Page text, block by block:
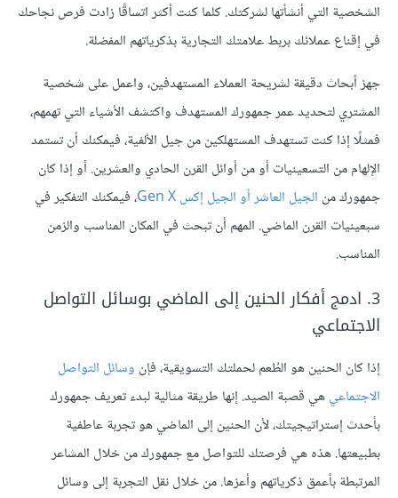
الشخصية التي أنشأتها لشركتك. كلما كنت أكثر اتساقًا زادت فرص نجاحك
في إقناع عملائك بربط علامتك التجارية بذكرياتهم المفضلة.
جهز أبحاث دقيقة لشريحة العملاء المستهدفين، واعمل على شخصية
المشتري لتحديد عمر جمهورك المستهدف واكتشف الأشياء التي تهمهم،
فمثلًا إذا كنت تستهدف المستهلكين من جيل الألفية، فيمكنك أن تستمد
الإلهام من التسعينيات أو من أوائل القرن الحادي والعشرين. أو إذا كان
جمهورك من الجيل العاشر أو الجيل إكس Gen X
، فيمكنك التفكير في
سبعينيات القرن الماضي. المهم أن تبحث في المكان المناسب والزمن
المناسب.
3. ادمج أفكار الحنين إلى الماضي بوسائل التواصل
الاجتماعي
إذا كان الحنين هو الطُعم لحملتك التسويقية، فإن وسائل التواصل
الاجتماعيهي قصبة الصيد. إنها طريقة مثالية لبدء تعريف جمهورك
بأحدث إستراتيجيتك، لأن الحنين إلى الماضي هو تجربة عاطفية
بطبيعتها. هذه هي فرصتك للتواصل مع جمهورك من خلال المشاعر
المرتبطة بأعمق ذكرياتهم وأعزها. من خلال نقل التجربة إلى وسائل